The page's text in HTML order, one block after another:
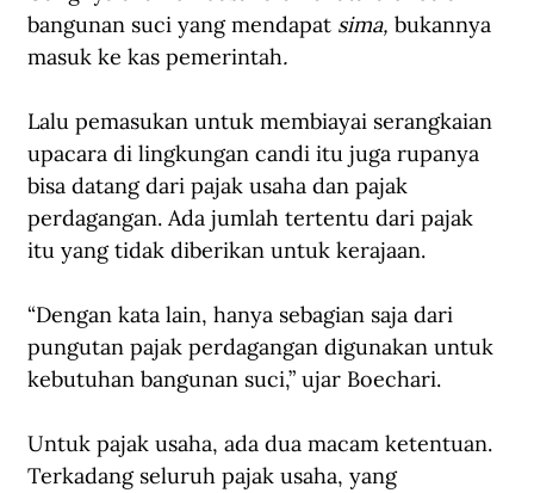
bangunan suci yang mendapat sima, bukannya
masuk ke kas pemerintah.
Lalu pemasukan untuk membiayai serangkaian
upacara di lingkungan candi itu juga rupanya
bisa datang dari pajak usaha dan pajak
perdagangan. Ada jumlah tertentu dari pajak
itu yang tidak diberikan untuk kerajaan.
“Dengan kata lain, hanya sebagian saja dari
pungutan pajak perdagangan digunakan untuk
kebutuhan bangunan suci,” ujar Boechari.
Untuk pajak usaha, ada dua macam ketentuan.
Terkadang seluruh pajak usaha, yang